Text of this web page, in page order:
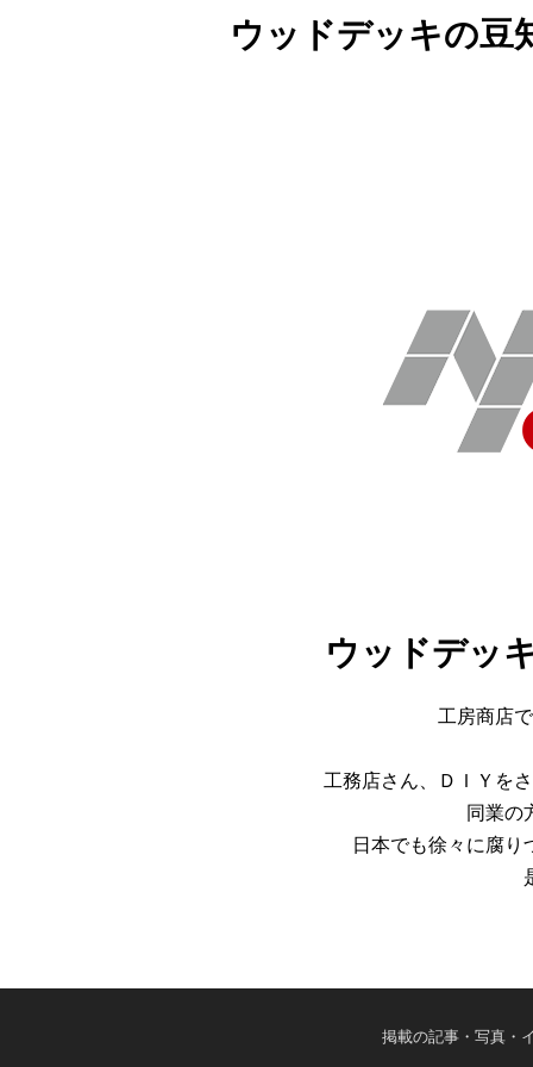
ウッドデッキの豆
ウッドデッ
工房商店
工務店さん、ＤＩＹを
同業の
日本でも徐々に腐
掲載の記事・写真・